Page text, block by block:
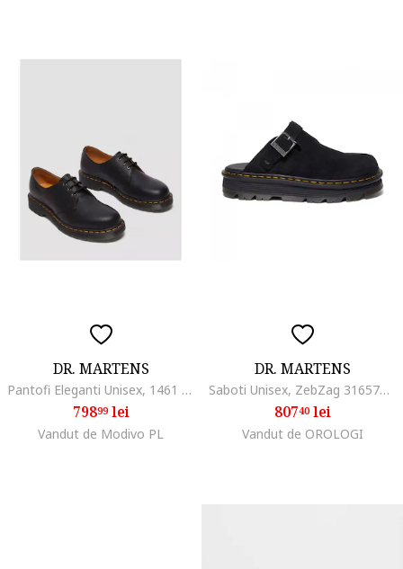
DR. MARTENS
Pantofi Eleganti Unisex, 1461 31994001, Negru
79899lei
Vandut de Modivo PL
DR. MARTENS
Saboti Unisex, ZebZag 31657001
80740lei
Vandut de OROLOGI